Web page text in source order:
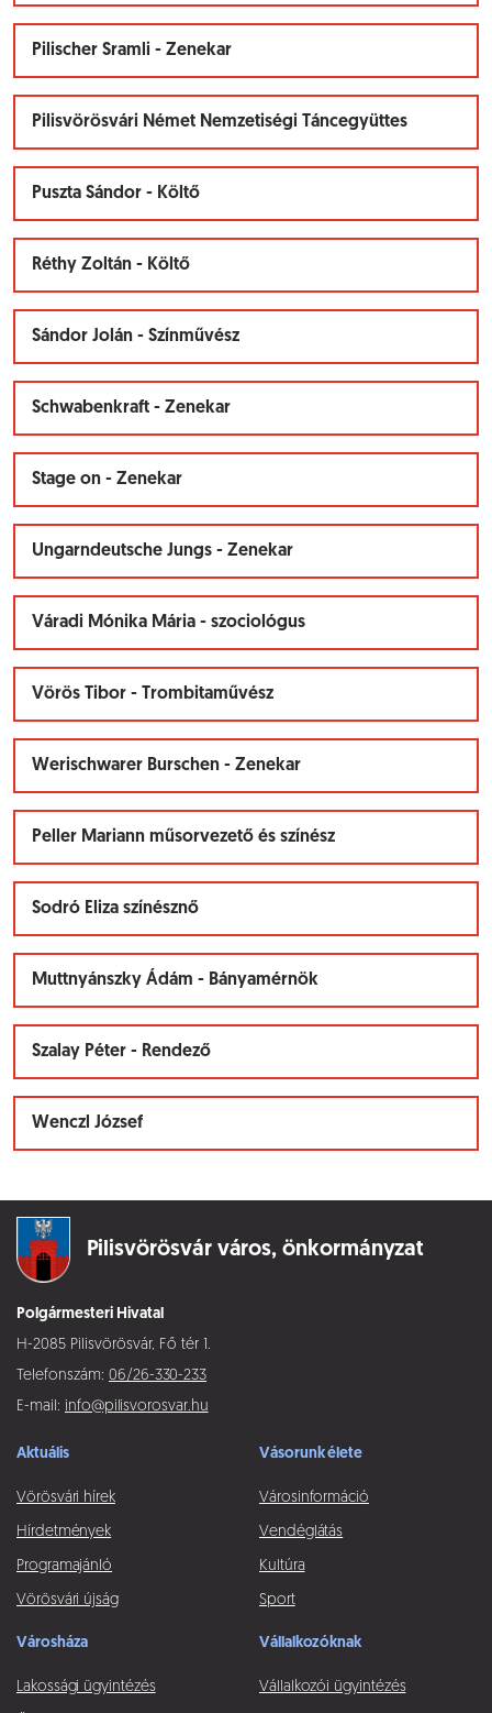
Pilischer Sramli - Zenekar
Pilisvörösvári Német Nemzetiségi Táncegyüttes
Puszta Sándor - Költő
Réthy Zoltán - Költő
Sándor Jolán - Színművész
Schwabenkraft - Zenekar
Stage on - Zenekar
Ungarndeutsche Jungs - Zenekar
Váradi Mónika Mária - szociológus
Vörös Tibor - Trombitaművész
Werischwarer Burschen - Zenekar
Peller Mariann műsorvezető és színész
Sodró Eliza színésznő
Muttnyánszky Ádám - Bányamérnök
Szalay Péter - Rendező
Wenczl József
Pilisvörösvár város, önkormányzat
Polgármesteri Hivatal
H-2085 Pilisvörösvár, Fő tér 1.
Telefonszám: 06/26-330-233
E-mail: info@pilisvorosvar.hu
Aktuális
Vörösvári hírek
Hírdetmények
Programajánló
Vörösvári újság
Vásorunk élete
Városinformáció
Vendéglátás
Kultúra
Sport
Városháza
Lakossági ügyintézés
Vállalkozóknak
Vállalkozói ügyintézés